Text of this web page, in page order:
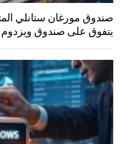
صندوق مورغان ستانلي
يتفوق على صندوق